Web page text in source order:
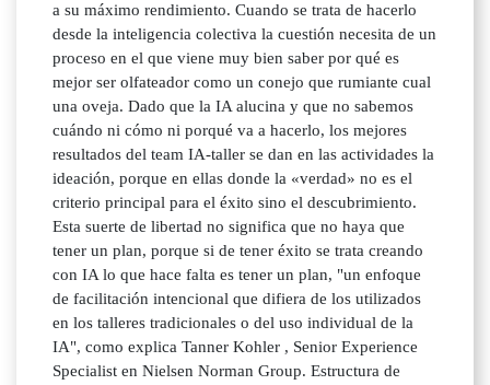
a su máximo rendimiento. Cuando se trata de hacerlo
desde la inteligencia colectiva la cuestión necesita de un
proceso en el que viene muy bien saber por qué es
mejor ser olfateador como un conejo que rumiante cual
una oveja. Dado que la IA alucina y que no sabemos
cuándo ni cómo ni porqué va a hacerlo, los mejores
resultados del team IA-taller se dan en las actividades la
ideación, porque en ellas donde la «verdad» no es el
criterio principal para el éxito sino el descubrimiento.
Esta suerte de libertad no significa que no haya que
tener un plan, porque si de tener éxito se trata creando
con IA lo que hace falta es tener un plan, "un enfoque
de facilitación intencional que difiera de los utilizados
en los talleres tradicionales o del uso individual de la
IA", como explica Tanner Kohler , Senior Experience
Specialist en Nielsen Norman Group. Estructura de